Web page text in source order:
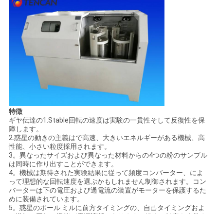
要
い
地
図
プ
特徴
ギヤ伝達の1.Stable回転の速度は実験の一貫性そして反復性を保
障します。
2.惑星の動きの主義はで高速、大きいエネルギーがある機械、高
性能、小さい粒度採用されます。
3。異なったサイズおよび異なった材料からの4つの粉のサンプル
は同時に作り出すことができます。
4。機械は期待された実験結果に従って頻度コンバーター、によ
って理想的な回転速度を選ぶかもしれません制御されます。コン
バーターは下の電圧および過電流の装置がモーターを保護するた
めに装備されています。
5。惑星のボール ミルに前方タイミングの、自己タイミングおよ